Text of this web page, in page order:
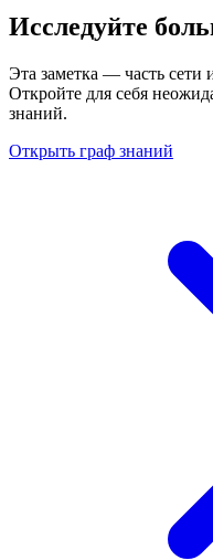
Исследуйте
Эта заметка — часть сети
Откройте для себя
знаний.
Открыть граф знаний